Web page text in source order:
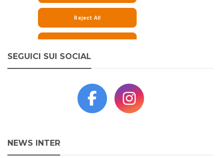
SEGUICI SUI SOCIAL
NEWS INTER